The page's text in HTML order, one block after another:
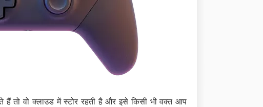
हैं तो वो क्लाउड में स्टोर रहती है और इसे किसी भी वक्त आप